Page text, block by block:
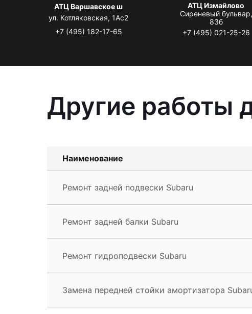
АТЦ Варшавское ш
ул. Котляковская, 1Ас2
+7 (495) 182-17-65
АТЦ Измайлово
Сиреневый бульвар,
83б
+7 (495) 021-25-26
Другие работы
Наименование
Ремонт задней подвески Subaru
Ремонт задней балки Subaru
Ремонт гидроподвески Subaru
Замена передней стойки амортизатора